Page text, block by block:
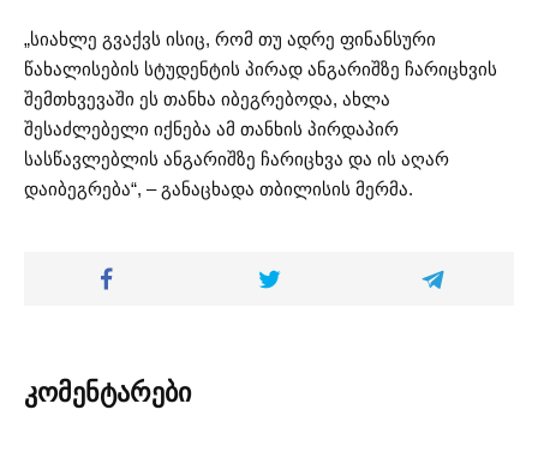
„სიახლე გვაქვს ისიც, რომ თუ ადრე ფინანსური
წახალისების სტუდენტის პირად ანგარიშზე ჩარიცხვის
შემთხვევაში ეს თანხა იბეგრებოდა, ახლა
შესაძლებელი იქნება ამ თანხის პირდაპირ
სასწავლებლის ანგარიშზე ჩარიცხვა და ის აღარ
დაიბეგრება“, – განაცხადა თბილისის მერმა.
კომენტარები